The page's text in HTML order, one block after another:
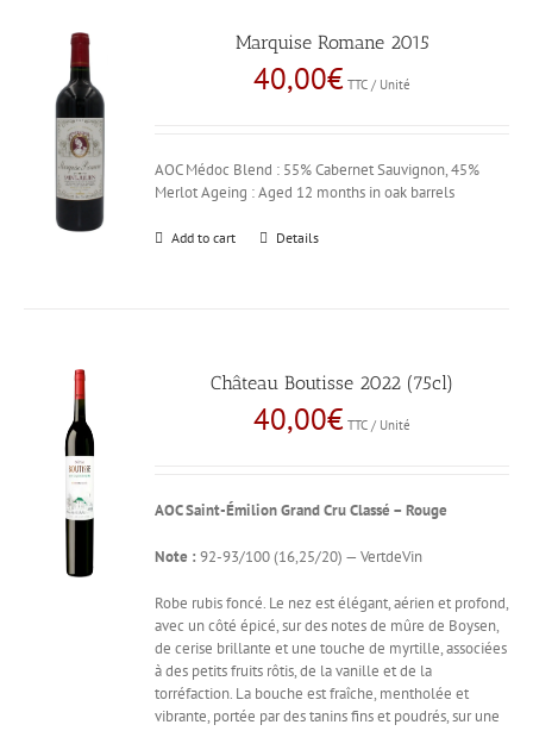
Marquise Romane 2015
40,00€ TTC / Unité
AOC Médoc Blend : 55% Cabernet Sauvignon, 45%
Merlot Ageing : Aged 12 months in oak barrels
Add to cart Details
Château Boutisse 2022 (75cl)
40,00€ TTC / Unité
AOC Saint-Émilion Grand Cru Classé – Rouge
Note : 92-93/100 (16,25/20) — VertdeVin
Robe rubis foncé. Le nez est élégant, aérien et profond,
avec un côté épicé, sur des notes de mûre de Boysen,
de cerise brillante et une touche de myrtille, associées
à des petits fruits rôtis, de la vanille et de la
torréfaction. La bouche est fraîche, mentholée et
vibrante, portée par des tanins fins et poudrés, sur une